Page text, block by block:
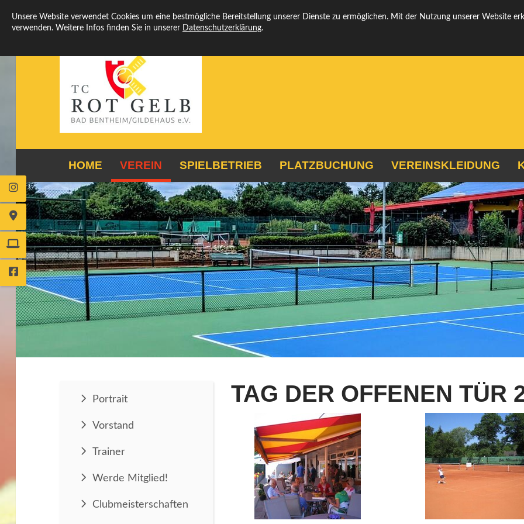
Folgt
HOME VEREIN SPIELBETRIEB PLATZBUCHUNG VEREINSKLEIDUNG
Portrait
Vorstand
Trainer
Werde Mitglied!
Clubmeisterschaften
TAG DER OFFENEN TÜR
Unsere Website verwendet Cookies um eine bestmögliche Bereitstellung unserer Dienste zu ermöglichen. Mit der Nutzung unserer Website
verwenden. Weitere Infos finden Sie in unserer Datenschutzerklärung.